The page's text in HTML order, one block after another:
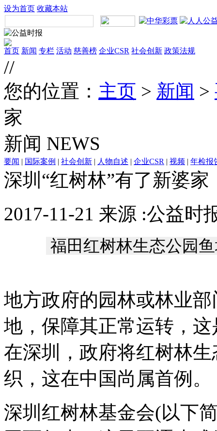
设为首页 收藏本站
首页 新闻 专栏 活动 慈善榜 企业CSR 社会创新 政策法规
//
您的位置： 主页 > 新闻 >
家
新闻 NEWS
要闻 | 国际案例 | 社会创新 | 人物自述 | 企业CSR | 视频 | 年检报
深圳“红树林”有了新婆家
2017-11-21 来源 :公益时
福田红树林生态公园
地方政府的园林或林业
地，保障其正常运转，
在深圳，政府将红树林
织，这在中国尚属首例。
深圳红树林基金会(以下